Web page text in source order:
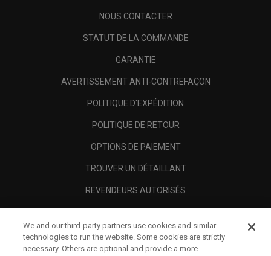
NOUS CONTACTER
STATUT DE LA COMMANDE
GARANTIE
AVERTISSEMENT ANTI-CONTREFAÇON
POLITIQUE D'EXPÉDITION
POLITIQUE DE RETOUR
OPTIONS DE PAIEMENT
TROUVER UN DÉTAILLANT
REVENDEURS AUTORISÉS
A PROPOS
We and our third-party partners use cookies and similar
technologies to run the website. Some cookies are strictly
necessary. Others are optional and provide a more